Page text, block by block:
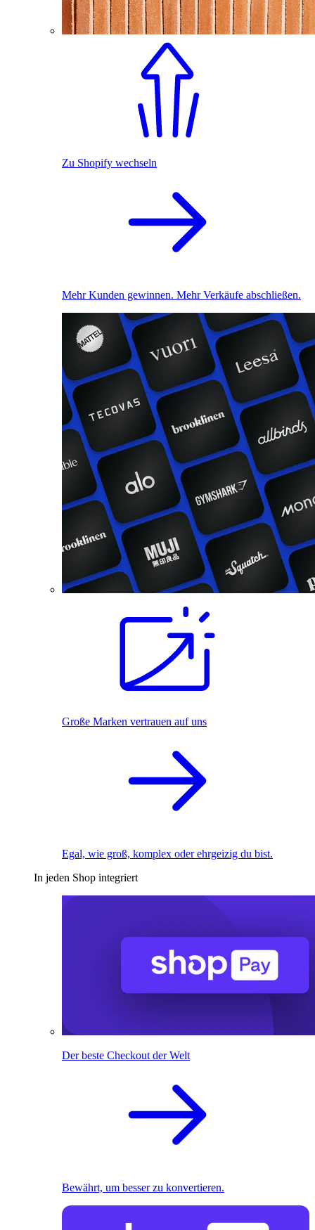
Zu Shopify wechseln
Mehr Kunden gewinnen. Mehr Verkäufe abschließen.
Große Marken vertrauen auf uns
Egal, wie groß, komplex oder ehrgeizig du bist.
In jeden Shop integriert
Der beste Checkout der Welt
Bewährt, um besser zu konvertieren.